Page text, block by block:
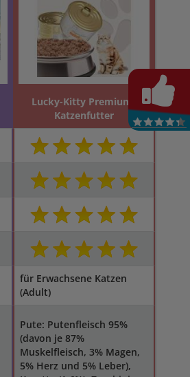
Lucky-Kitty Premium-
Katzenfutter
für Erwachsene Katzen
(Adult)
Pute: Putenfleisch 95%
(davon je 87%
Muskelfleisch, 3% Magen,
5% Herz und 5% Leber),